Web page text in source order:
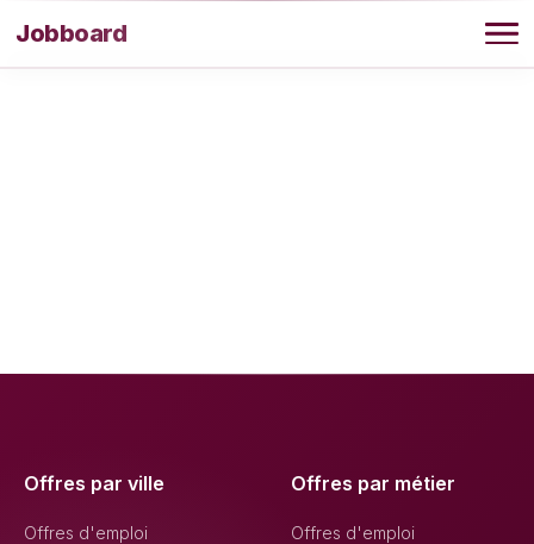
Jobboard
Offres par ville
Offres d'emploi
Offres par métier
Offres d'emploi